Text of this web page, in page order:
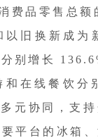
费品零售总额
以旧换新成为
别增长
和在线餐饮分
元协同，支
平台的冰箱